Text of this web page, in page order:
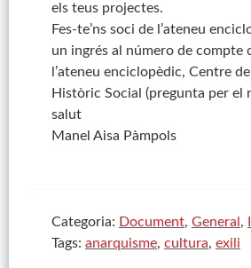
els teus projectes.
Fes-te’ns soci de l’ateneu
un ingrés al número de compte
l’ateneu enciclopèdic, Centre
Històric Social (pregunta per el
salut
Manel Aisa Pàmpols
Categoria: Document, General ,
Tags: anarquisme, cultura, exili